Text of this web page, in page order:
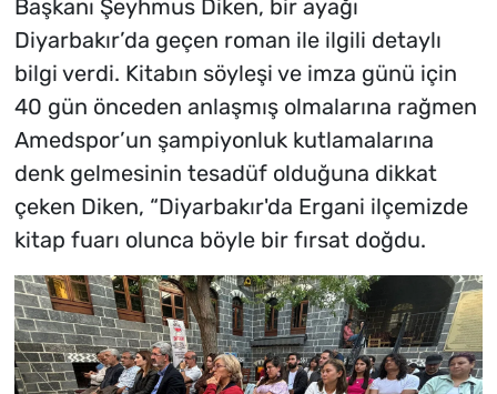
Başkanı Şeyhmus Diken, bir ayağı
Diyarbakır’da geçen roman ile ilgili detaylı
bilgi verdi. Kitabın söyleşi ve imza günü için
40 gün önceden anlaşmış olmalarına rağmen
Amedspor’un şampiyonluk kutlamalarına
denk gelmesinin tesadüf olduğuna dikkat
çeken Diken, “Diyarbakır'da Ergani ilçemizde
kitap fuarı olunca böyle bir fırsat doğdu.